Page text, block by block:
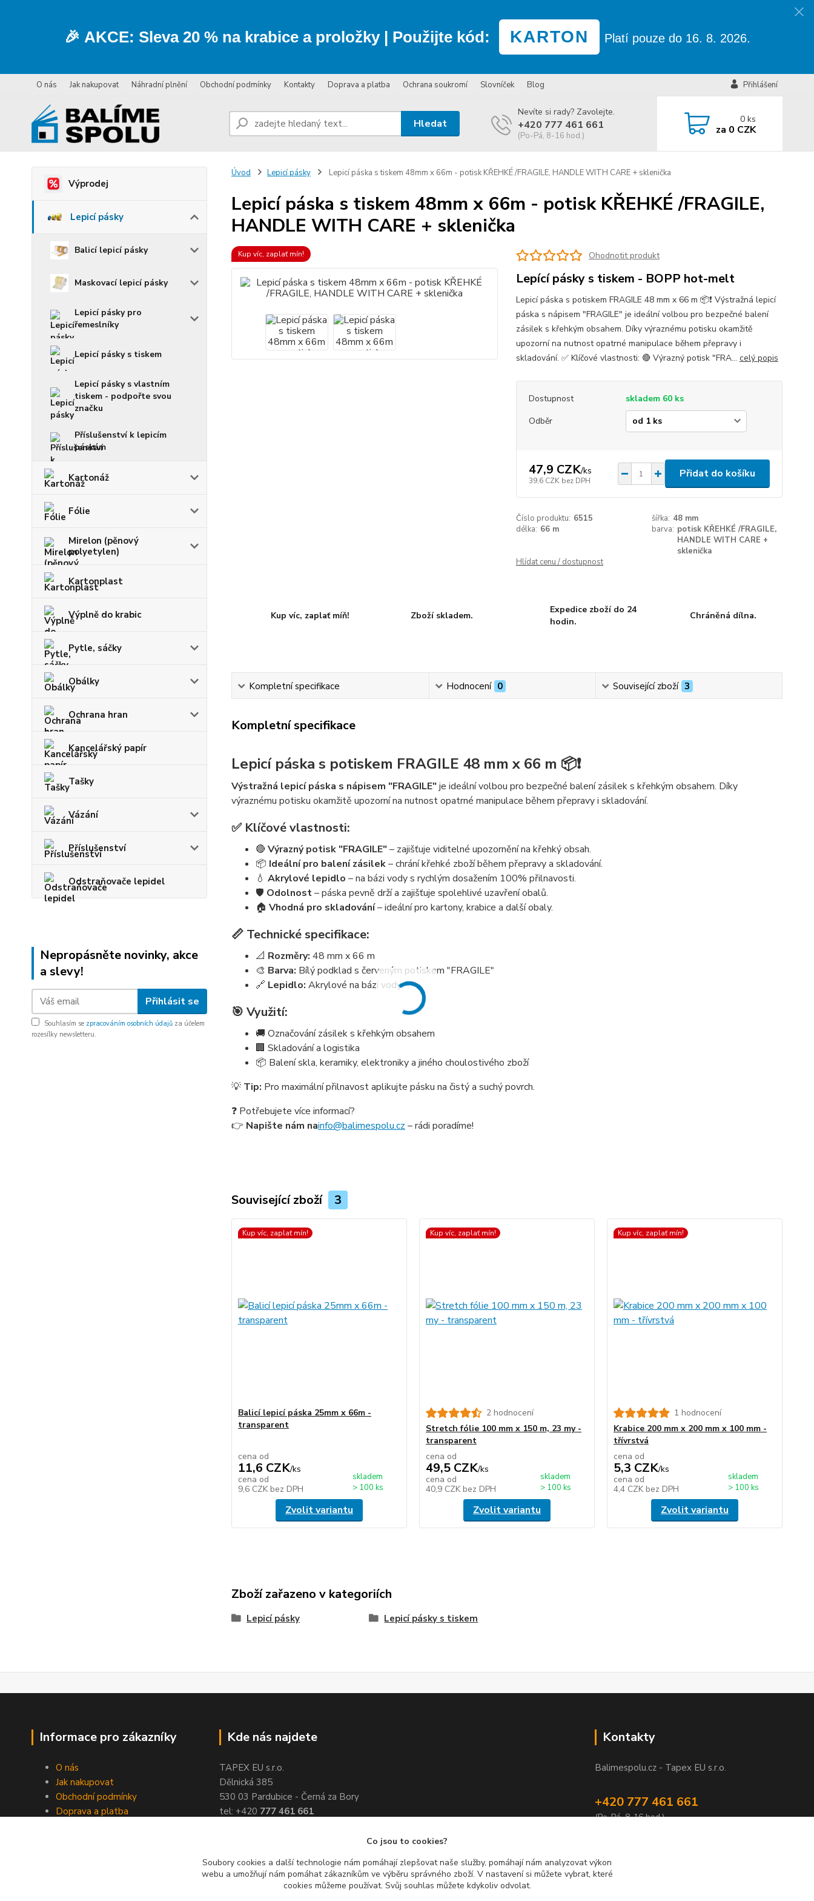
🎉 AKCE: Sleva 20 % na krabice a proložky| Použijte kód: KARTON Platí pouze do 16. 8. 2026.
O nás Jak nakupovat Náhradní plnění Obchodní podmínky Kontakty Doprava a platba Ochrana soukromí Slovníček Blog Přihlášení
Hledat
Nevíte si rady? Zavolejte.
+420 777 461 661
(Po-Pá, 8-16 hod.)
0 ks
za 0 CZK
Výprodej
Lepicí pásky
Balicí lepicí pásky
Maskovací lepicí pásky
Lepicí pásky pro
řemeslníky
Lepicí pásky s tiskem
Lepicí pásky s vlastním
tiskem - podpořte svou
značku
Příslušenství k lepicím
páskám
Kartonáž
Fólie
Mirelon (pěnový
polyetylen)
Kartonplast
Výplně do krabic
Pytle, sáčky
Obálky
Ochrana hran
Kancelářský papír
Tašky
Vázání
Příslušenství
Odstraňovače lepidel
Nepropásněte novinky, akce
a slevy!
Přihlásit se
Souhlasím se zpracováním osobních údajů za účelem
rozesílky newsletteru.
Úvod Lepicí pásky Lepicí páska s tiskem 48mm x 66m - potisk KŘEHKÉ /FRAGILE, HANDLE WITH CARE + sklenička
Lepicí páska s tiskem 48mm x 66m - potisk KŘEHKÉ /FRAGILE,
HANDLE WITH CARE + sklenička
Kup víc, zaplať mín! Ohodnotit produkt
Lepící pásky s tiskem - BOPP hot-melt
Lepicí páska s potiskem FRAGILE 48 mm x 66 m 📦❗ Výstražná lepicí
páska s nápisem "FRAGILE" je ideální volbou pro bezpečné balení
zásilek s křehkým obsahem. Díky výraznému potisku okamžitě
upozorní na nutnost opatrné manipulace během přepravy i
skladování. ✅ Klíčové vlastnosti: 🔴 Výrazný potisk "FRA... celý popis
Dostupnost
skladem 60 ks
Odběr
47,9 CZK/ks
39,6 CZK bez DPH
Přidat do košíku
Číslo produktu: 6515 šířka: 48 mm
délka: 66 m barva: potisk KŘEHKÉ /FRAGILE,
HANDLE WITH CARE +
sklenička
Hlídat cenu / dostupnost
Kup víc, zaplať míň! Zboží skladem.
Expedice zboží do 24
hodin.
Chráněná dílna.
Kompletní specifikace Hodnocení 0 Související zboží 3
Kompletní specifikace
Lepicí páska s potiskem FRAGILE 48 mm x 66 m 📦❗
Výstražná lepicí páska s nápisem "FRAGILE"je ideální volbou pro bezpečné balení zásilek s křehkým obsahem. Díky
výraznému potisku okamžitě upozorní na nutnost opatrné manipulace během přepravy i skladování.
✅ Klíčové vlastnosti:
🔴 Výrazný potisk "FRAGILE"– zajišťuje viditelné upozornění na křehký obsah.
📦 Ideální pro balení zásilek– chrání křehké zboží během přepravy a skladování.
💧 Akrylové lepidlo – na bázi vody s rychlým dosažením 100% přilnavosti.
🛡️ Odolnost– páska pevně drží a zajišťuje spolehlivé uzavření obalů.
🏠 Vhodná pro skladování– ideální pro kartony, krabice a další obaly.
📏 Technické specifikace:
📐 Rozměry: 48 mm x 66 m
🎨 Barva: Bílý podklad s červeným potiskem "FRAGILE"
🔗 Lepidlo: Akrylové na bázi vody
🎯 Využití:
🚚 Označování zásilek s křehkým obsahem
🏢 Skladování a logistika
📦 Balení skla, keramiky, elektroniky a jiného choulostivého zboží
💡 Tip: Pro maximální přilnavost aplikujte pásku na čistý a suchý povrch.
❓ Potřebujete více informací?
👉 Napište nám nainfo@balimespolu.cz – rádi poradíme!
Související zboží 3
Kup víc, zaplať mín!
Balicí lepicí páska 25mm x 66m -
transparent
cena od
11,6 CZK/ks
cena od
9,6 CZK bez DPH
skladem
> 100 ks
Zvolit variantu
Kup víc, zaplať mín!
2 hodnocení
Stretch fólie 100 mm x 150 m, 23 my -
transparent
cena od
49,5 CZK/ks
cena od
40,9 CZK bez DPH
skladem
> 100 ks
Zvolit variantu
Kup víc, zaplať mín!
1 hodnocení
Krabice 200 mm x 200 mm x 100 mm -
třívrstvá
cena od
5,3 CZK/ks
cena od
4,4 CZK bez DPH
skladem
> 100 ks
Zvolit variantu
Zboží zařazeno v kategoriích
Lepicí pásky Lepicí pásky s tiskem
Informace pro zákazníky
O nás
Jak nakupovat
Obchodní podmínky
Doprava a platba
Kde nás najdete
TAPEX EU s.r.o.
Dělnická 385
530 03 Pardubice - Černá za Bory
tel: +420 777 461 661
Kontakty
Balimespolu.cz - Tapex EU s.r.o.
+420 777 461 661
(Po-Pá, 8-16 hod.)
Co jsou to cookies?
Soubory cookies a další technologie nám pomáhají zlepšovat naše služby, pomáhají nám analyzovat výkon
webu a umožňují nám pomáhat zákazníkům ve výběru správného zboží. V nastavení si můžete vybrat, které
cookies můžeme používat. Svůj souhlas můžete kdykoliv odvolat.